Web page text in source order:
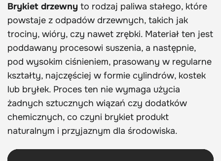
Brykiet drzewny to rodzaj paliwa stałego, które
powstaje z odpadów drzewnych, takich jak
trociny, wióry, czy nawet zrębki. Materiał ten jest
poddawany procesowi suszenia, a następnie,
pod wysokim ciśnieniem, prasowany w regularne
kształty, najczęściej w formie cylindrów, kostek
lub bryłek. Proces ten nie wymaga użycia
żadnych sztucznych wiązań czy dodatków
chemicznych, co czyni brykiet produkt
naturalnym i przyjaznym dla środowiska.